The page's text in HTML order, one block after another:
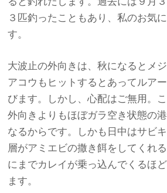
３匹釣ったこともあり、私のお気
す。
大波止の外向きは、秋になるとメ
アコウもヒットするとあってルア
びます。しかし、心配はご無用。
外向きよりもほぼガラ空き状態の
なるからです。しかも日中はサビ
層がアミエビの撒き餌をしてくれ
にまでカレイが乗っ込んでくるほ
ます。